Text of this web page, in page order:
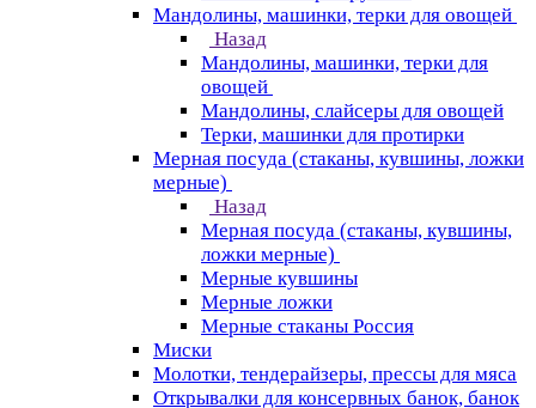
Мандолины, машинки, терки для овощей
Назад
Мандолины, машинки, терки для
овощей
Мандолины, слайсеры для овощей
Терки, машинки для протирки
Мерная посуда (стаканы, кувшины, ложки
мерные)
Назад
Мерная посуда (стаканы, кувшины,
ложки мерные)
Мерные кувшины
Мерные ложки
Мерные стаканы Россия
Миски
Молотки, тендерайзеры, прессы для мяса
Открывалки для консервных банок, банок